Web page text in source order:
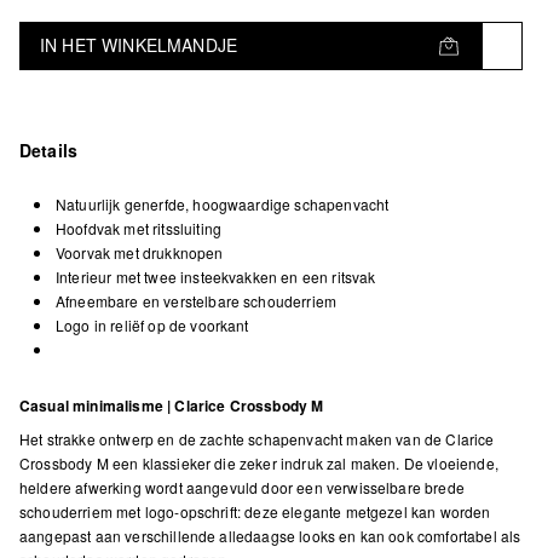
IN HET WINKELMANDJE
Details
Natuurlijk generfde, hoogwaardige schapenvacht
Hoofdvak met ritssluiting
Voorvak met drukknopen
Interieur met twee insteekvakken en een ritsvak
Afneembare en verstelbare schouderriem
Logo in reliëf op de voorkant
Casual minimalisme | Clarice Crossbody M
Het strakke ontwerp en de zachte schapenvacht maken van de Clarice
Crossbody M een klassieker die zeker indruk zal maken. De vloeiende,
heldere afwerking wordt aangevuld door een verwisselbare brede
schouderriem met logo-opschrift: deze elegante metgezel kan worden
aangepast aan verschillende alledaagse looks en kan ook comfortabel als